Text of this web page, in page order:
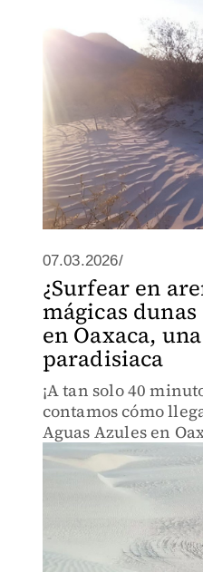
07.03.2026/
¿Surfear en
mágicas
en Oaxaca,
paradisiaca
¡A tan solo 40
contamos cómo
Aguas Azules en